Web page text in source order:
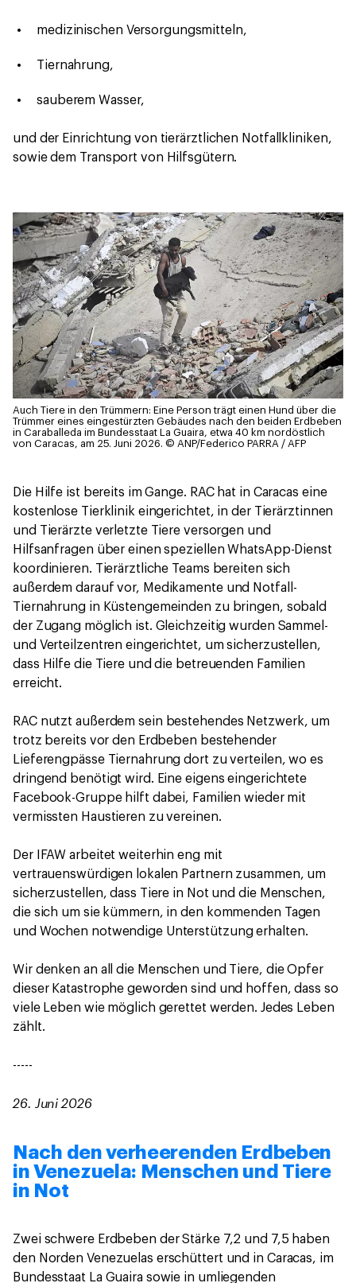
medizinischen Versorgungsmitteln,
Tiernahrung,
sauberem Wasser,
und der Einrichtung von tierärztlichen Notfallkliniken,
sowie dem Transport von Hilfsgütern.
Auch Tiere in den Trümmern: Eine Person trägt einen Hund über die
Trümmer eines eingestürzten Gebäudes nach den beiden Erdbeben
in Caraballeda im Bundesstaat La Guaira, etwa 40 km nordöstlich
von Caracas, am 25. Juni 2026. © ANP/Federico PARRA / AFP
Die Hilfe ist bereits im Gange. RAC hat in Caracas eine
kostenlose Tierklinik eingerichtet, in der Tierärztinnen
und Tierärzte verletzte Tiere versorgen und
Hilfsanfragen über einen speziellen WhatsApp-Dienst
koordinieren. Tierärztliche Teams bereiten sich
außerdem darauf vor, Medikamente und Notfall-
Tiernahrung in Küstengemeinden zu bringen, sobald
der Zugang möglich ist. Gleichzeitig wurden Sammel-
und Verteilzentren eingerichtet, um sicherzustellen,
dass Hilfe die Tiere und die betreuenden Familien
erreicht.
RAC nutzt außerdem sein bestehendes Netzwerk, um
trotz bereits vor den Erdbeben bestehender
Lieferengpässe Tiernahrung dort zu verteilen, wo es
dringend benötigt wird. Eine eigens eingerichtete
Facebook-Gruppe hilft dabei, Familien wieder mit
vermissten Haustieren zu vereinen.
Der IFAW arbeitet weiterhin eng mit
vertrauenswürdigen lokalen Partnern zusammen, um
sicherzustellen, dass Tiere in Not und die Menschen,
die sich um sie kümmern, in den kommenden Tagen
und Wochen notwendige Unterstützung erhalten.
Wir denken an all die Menschen und Tiere, die Opfer
dieser Katastrophe geworden sind und hoffen, dass so
viele Leben wie möglich gerettet werden. Jedes Leben
zählt.
-----
26. Juni 2026
Nach den verheerenden Erdbeben
in Venezuela: Menschen und Tiere
in Not
Zwei schwere Erdbeben der Stärke 7,2 und 7,5 haben
den Norden Venezuelas erschüttert und in Caracas, im
Bundesstaat La Guaira sowie in umliegenden